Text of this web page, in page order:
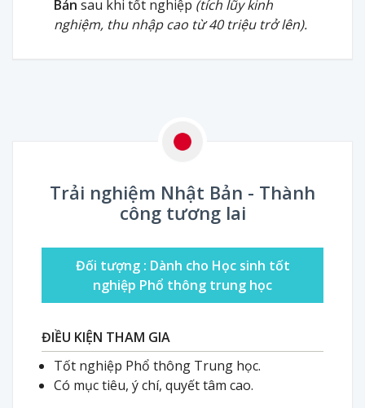
Bản sau khi tốt nghiệp (tích lũy kinh
nghiệm, thu nhập cao từ 40 triệu trở lên).
Trải nghiệm Nhật Bản - Thành
công tương lai
Đối tượng : Dành cho Học sinh tốt
nghiệp Phổ thông trung học
ĐIỀU KIỆN THAM GIA
Tốt nghiệp Phổ thông Trung học.
Có mục tiêu, ý chí, quyết tâm cao.